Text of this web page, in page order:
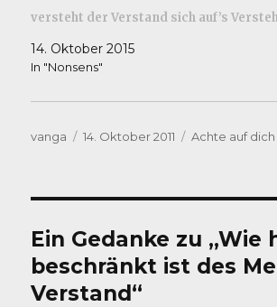
versteht der Verstand sich auf’s
14. Oktober 2015
In "Nonsens"
Autor
vanga
Veröffentlicht
14. Oktober 2011 Kategorien
Achte auf dich
Ein Gedanke zu „Wie
beschränkt ist des
Verstand“